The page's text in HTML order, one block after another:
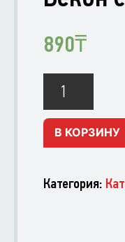
890₸
Бекон
сырокопченый
(шт)
В КОРЗИНУ
Категория: